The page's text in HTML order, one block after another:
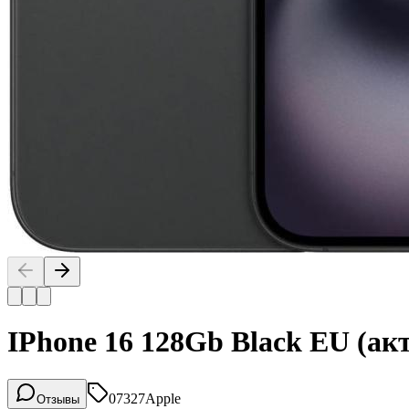
IPhone 16 128Gb Black EU
Отзывы 07327Apple